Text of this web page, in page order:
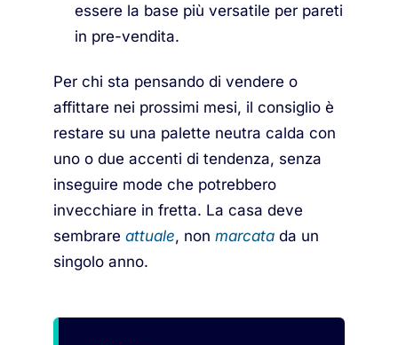
essere la base più versatile per pareti
in pre-vendita.
Per chi sta pensando di vendere o
affittare nei prossimi mesi, il consiglio è
restare su una palette neutra calda con
uno o due accenti di tendenza, senza
inseguire mode che potrebbero
invecchiare in fretta. La casa deve
sembrare attuale, non marcata da un
singolo anno.